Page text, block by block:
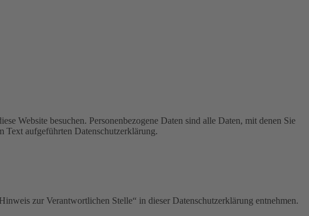
Website besuchen. Personenbezogene Daten sind alle Daten, mit denen Sie
Text aufgeführten Datenschutzerklärung.
zur Verantwortlichen Stelle“ in dieser Datenschutzerklärung entnehmen.